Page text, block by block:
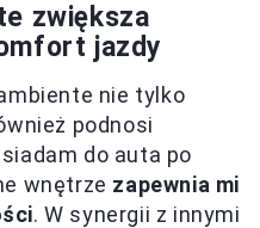
zwiększa
jazdy
nie tylko
podnosi
do auta po
wnętrze zapewnia mi
. W synergii z innymi